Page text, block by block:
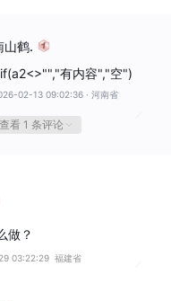
山鹤.
有内容","空")
02-13 09:02:36 · 河南省
查看 1 条评论
做？
03:22:29 福建省